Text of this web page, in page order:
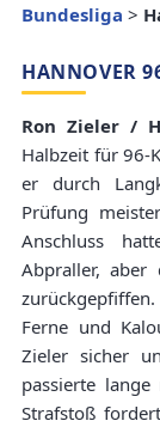
Bundesliga >
HANNOVER
Ron Zieler /
Halbzeit für 96-
er durch
Prüfung
Anschluss
Abpraller, aber
Ferne und
Zieler sicher
passierte
Strafstoß